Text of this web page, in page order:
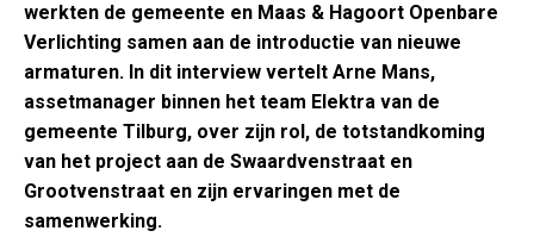
werkten de gemeente en Maas & Hagoort Openbare
Verlichting samen aan de introductie van nieuwe
armaturen. In dit interview vertelt Arne Mans,
assetmanager binnen het team Elektra van de
gemeente Tilburg, over zijn rol, de totstandkoming
van het project aan de Swaardvenstraat en
Grootvenstraat en zijn ervaringen met de
samenwerking.